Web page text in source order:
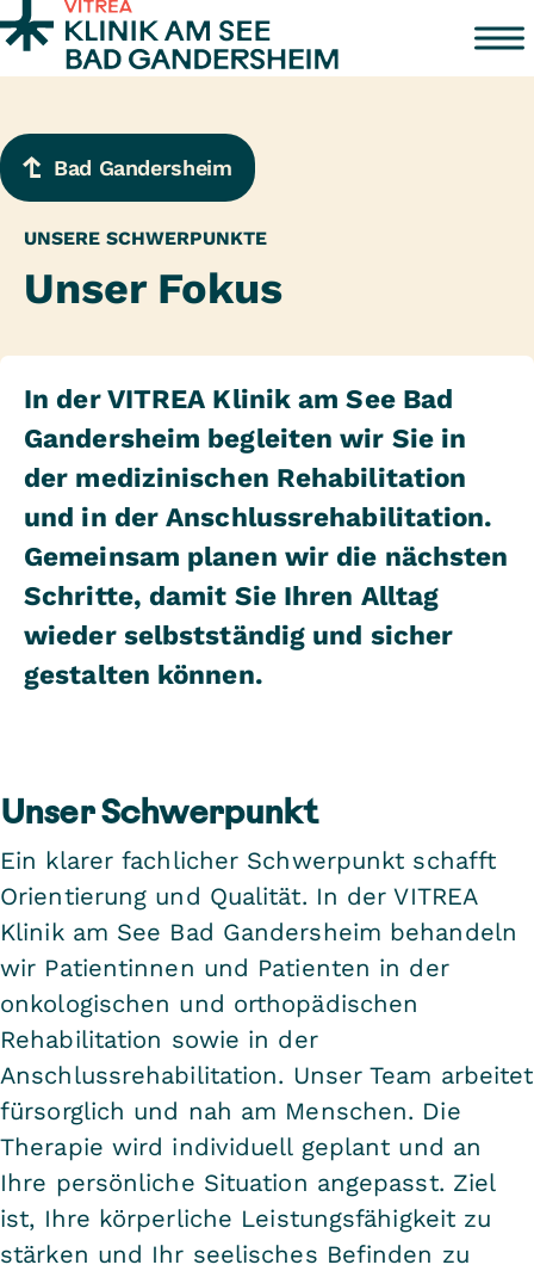
Zum Inhalt springen
Bad Gandersheim
UNSERE SCHWERPUNKTE
Unser Fokus
In der VITREA Klinik am See Bad
Gandersheim begleiten wir Sie in
der medizinischen Rehabilitation
und in der Anschlussrehabilitation.
Gemeinsam planen wir die nächsten
Schritte, damit Sie Ihren Alltag
wieder selbstständig und sicher
gestalten können.
Unser Schwerpunkt
Ein klarer fachlicher Schwerpunkt schafft
Orientierung und Qualität. In der VITREA
Klinik am See Bad Gandersheim behandeln
wir Patientinnen und Patienten in der
onkologischen und orthopädischen
Rehabilitation sowie in der
Anschlussrehabilitation. Unser Team arbeitet
fürsorglich und nah am Menschen. Die
Therapie wird individuell geplant und an
Ihre persönliche Situation angepasst. Ziel
ist, Ihre körperliche Leistungsfähigkeit zu
stärken und Ihr seelisches Befinden zu